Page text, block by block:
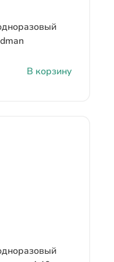
В корзину